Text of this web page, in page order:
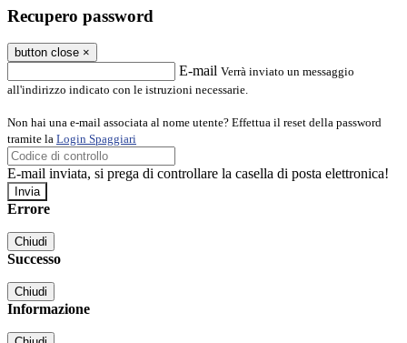
Recupero password
button close ×
E-mail Verrà inviato un messaggio
all'indirizzo indicato con le istruzioni necessarie.
Non hai una e-mail associata al nome utente? Effettua il reset della password
tramite la Login Spaggiari
E-mail inviata, si prega di controllare la casella di posta elettronica!
Errore
Chiudi
Successo
Chiudi
Informazione